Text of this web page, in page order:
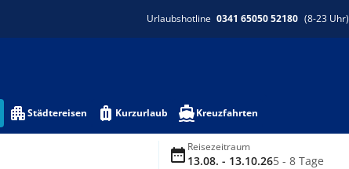
Urlaubshotline 0341 65050 52180 (8-23 Uhr)
Städtereisen Kurzurlaub Kreuzfahrten
Reisezeitraum
13.08. - 13.10.265 - 8 Tage